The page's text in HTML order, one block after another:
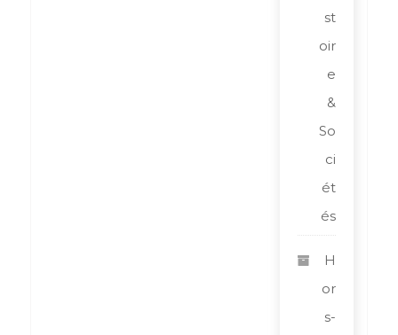
st
oir
e
&
So
ci
ét
és
H
or
s-